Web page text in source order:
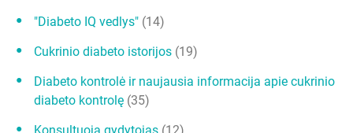
"Diabeto IQ vedlys" (14)
Cukrinio diabeto istorijos (19)
Diabeto kontrolė ir naujausia informacija apie cukrinio
diabeto kontrolę (35)
Konsultuoja gydytojas (12)